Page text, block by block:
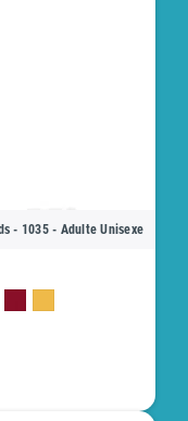
- 1035 - Adulte Unisexe